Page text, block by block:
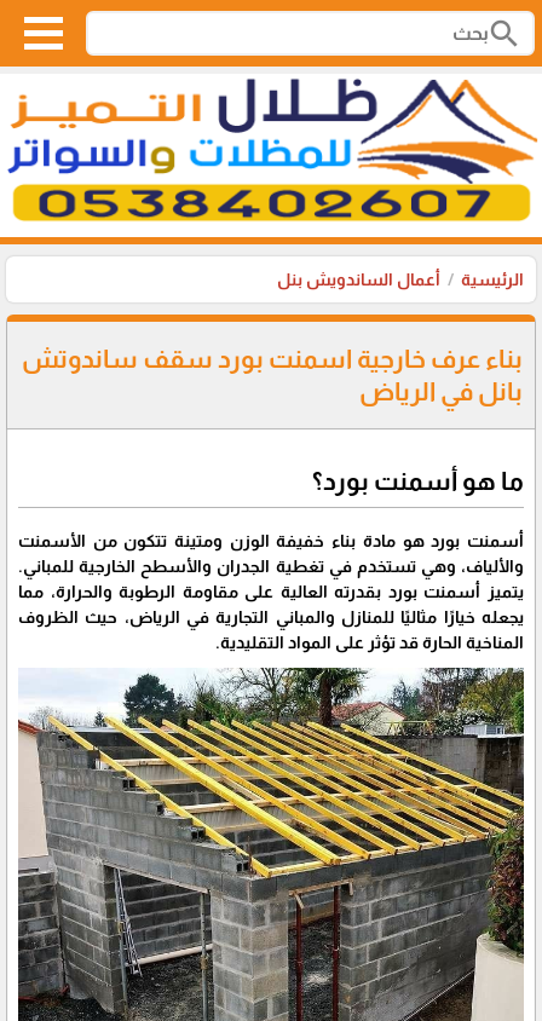
search
الرئيسية أعمال الساندويش بنل
بناء عرف خارجية اسمنت بورد سقف ساندوتش
بانل في الرياض
ما هو أسمنت بورد؟
أسمنت بورد هو مادة بناء خفيفة الوزن ومتينة تتكون من الأسمنت
والألياف، وهي تستخدم في تغطية الجدران والأسطح الخارجية للمباني.
يتميز أسمنت بورد بقدرته العالية على مقاومة الرطوبة والحرارة، مما
يجعله خيارًا مثاليًا للمنازل والمباني التجارية في الرياض، حيث الظروف
المناخية الحارة قد تؤثر على المواد التقليدية.